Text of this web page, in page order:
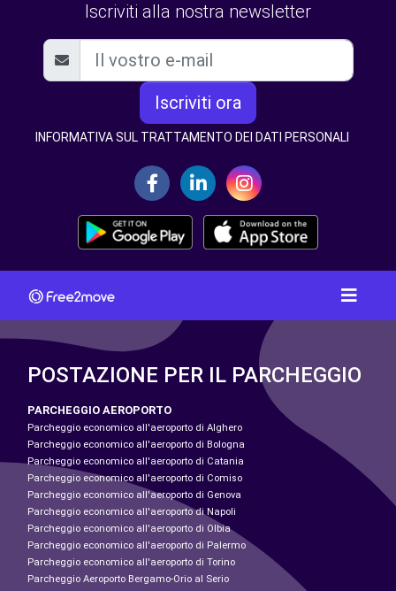
Iscriviti alla nostra newsletter
Iscriviti ora
INFORMATIVA SUL TRATTAMENTO DEI DATI PERSONALI
POSTAZIONE PER IL PARCHEGGIO
PARCHEGGIO AEROPORTO
Parcheggio economico all'aeroporto di Alghero
Parcheggio economico all'aeroporto di Bologna
Parcheggio economico all'aeroporto di Catania
Parcheggio economico all'aeroporto di Comiso
Parcheggio economico all'aeroporto di Genova
Parcheggio economico all'aeroporto di Napoli
Parcheggio economico all'aeroporto di Olbia
Parcheggio economico all'aeroporto di Palermo
Parcheggio economico all'aeroporto di Torino
Parcheggio Aeroporto Bergamo-Orio al Serio